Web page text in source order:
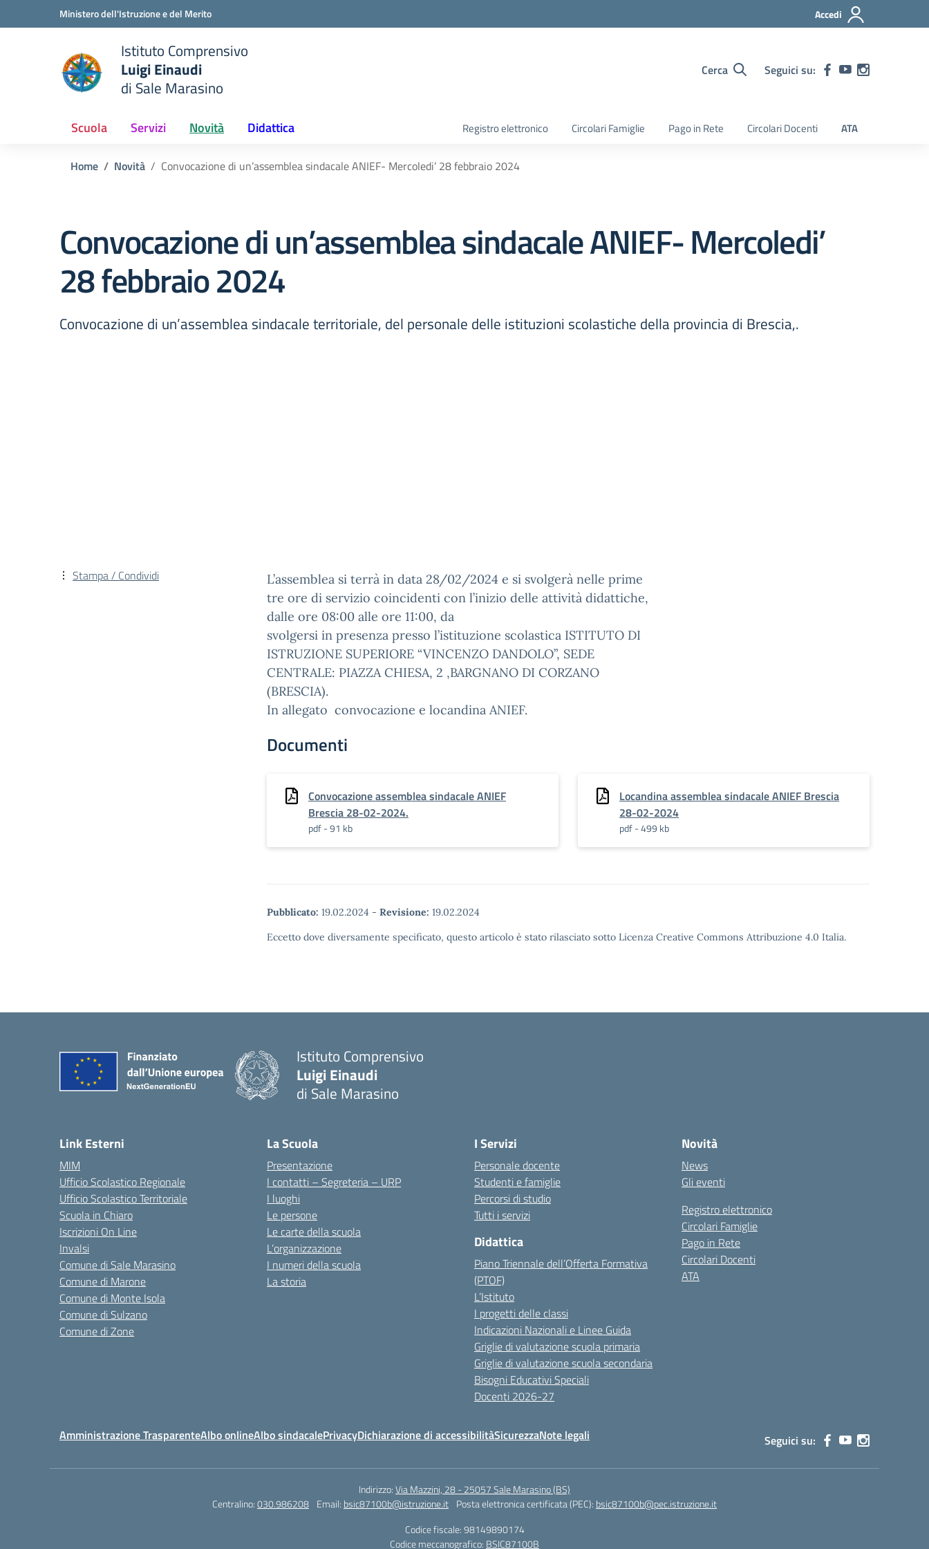
Vai ai contenuti
Vai al menu di navigazioneMinistero dell'Istruzione e del Merito Accedi
scuola
Istituto Comprensivo
Luigi Einaudi
di Sale Marasino
Cerca Seguici su:
Scuola Servizi Novità Didattica Registro elettronico Circolari Famiglie Pago in Rete Circolari Docenti ATA
Home Novità Convocazione di un’assemblea sindacale ANIEF- Mercoledi’ 28 febbraio 2024
Convocazione di un’assemblea sindacale ANIEF- Mercoledi’
28 febbraio 2024
Convocazione di un’assemblea sindacale territoriale, del personale delle istituzioni scolastiche della provincia di Brescia,.
L’assemblea si terrà in data 28/02/2024 e si svolgerà nelle prime
tre ore di servizio coincidenti con l’inizio delle attività didattiche,
dalle ore 08:00 alle ore 11:00, da
svolgersi in presenza presso l’istituzione scolastica ISTITUTO DI
ISTRUZIONE SUPERIORE “VINCENZO DANDOLO”, SEDE
CENTRALE: PIAZZA CHIESA, 2 ,BARGNANO DI CORZANO
(BRESCIA).
In allegato convocazione e locandina ANIEF.
Documenti
Convocazione assemblea sindacale ANIEF
Brescia 28-02-2024.
pdf - 91 kb
Locandina assemblea sindacale ANIEF Brescia
28-02-2024
pdf - 499 kb
Pubblicato: 19.02.2024 - Revisione: 19.02.2024
Eccetto dove diversamente specificato, questo articolo è stato rilasciato sotto Licenza Creative Commons Attribuzione 4.0 Italia.
Stampa / Condividi
Istituto Comprensivo
Luigi Einaudi
di Sale Marasino
Link Esterni
MIM
Ufficio Scolastico Regionale
Ufficio Scolastico Territoriale
Scuola in Chiaro
Iscrizioni On Line
Invalsi
Comune di Sale Marasino
Comune di Marone
Comune di Monte Isola
Comune di Sulzano
Comune di Zone
La Scuola
Presentazione
I contatti – Segreteria – URP
I luoghi
Le persone
Le carte della scuola
L’organizzazione
I numeri della scuola
La storia
I Servizi
Personale docente
Studenti e famiglie
Percorsi di studio
Tutti i servizi
Didattica
Piano Triennale dell’Offerta Formativa
(PTOF)
L’Istituto
I progetti delle classi
Indicazioni Nazionali e Linee Guida
Griglie di valutazione scuola primaria
Griglie di valutazione scuola secondaria
Bisogni Educativi Speciali
Docenti 2026-27
Novità
News
Gli eventi
Registro elettronico
Circolari Famiglie
Pago in Rete
Circolari Docenti
ATA
Amministrazione TrasparenteAlbo onlineAlbo sindacalePrivacyDichiarazione di accessibilitàSicurezzaNote legali Seguici su:
Indirizzo:Via Mazzini, 28 - 25057 Sale Marasino (BS)
Centralino:030.986208 Email: bsic87100b@istruzione.it Posta elettronica certificata (PEC): bsic87100b@pec.istruzione.it
Codice fiscale: 98149890174
Codice meccanografico: BSIC87100B